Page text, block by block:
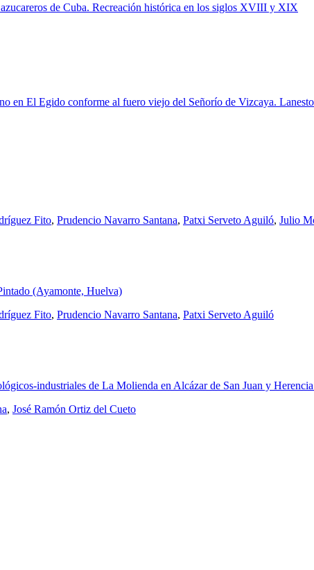
de Cuba. Recreación histórica en los siglos XVIII y XIX
en El Egido conforme al fuero viejo del Señorío de Vizcaya.
Fito, Prudencio Navarro Santana, Patxi Serveto Aguiló, Julio
(Ayamonte, Huelva)
Fito, Prudencio Navarro Santana, Patxi Serveto Aguiló
industriales de La Molienda en Alcázar de San Juan y
, José Ramón Ortiz del Cueto